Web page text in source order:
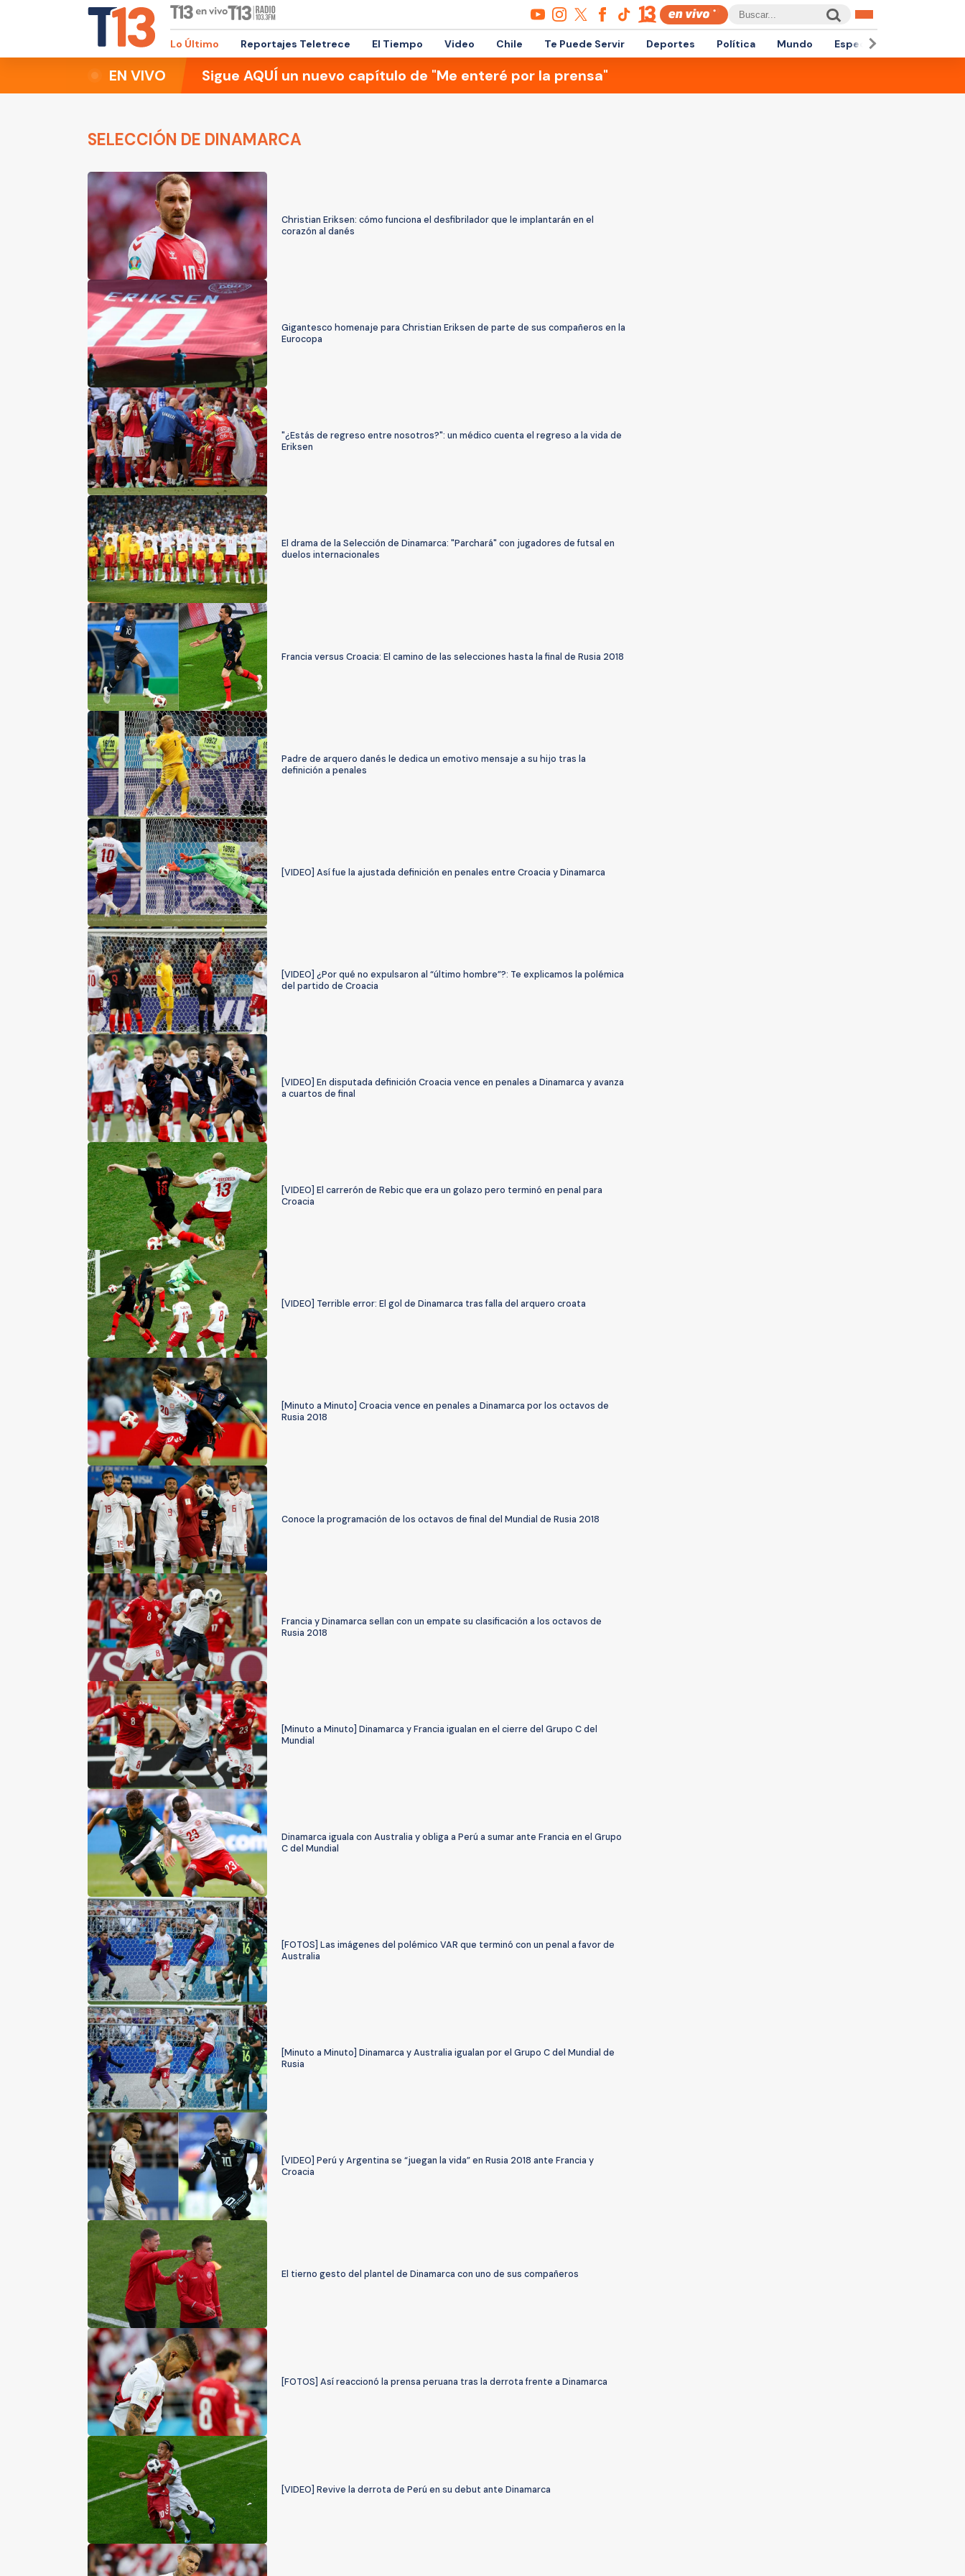
Lo Último Reportajes Teletrece El Tiempo Video Chile Te Puede Servir Deportes Política Mundo Espectáculos
EN VIVO Sigue AQUÍ un nuevo capítulo de "Me enteré por la prensa"
SELECCIÓN DE DINAMARCA
Christian Eriksen: cómo funciona el desfibrilador que le implantarán en el
corazón al danés
Gigantesco homenaje para Christian Eriksen de parte de sus compañeros en la
Eurocopa
"¿Estás de regreso entre nosotros?": un médico cuenta el regreso a la vida de
Eriksen
El drama de la Selección de Dinamarca: "Parchará" con jugadores de futsal en
duelos internacionales
Francia versus Croacia: El camino de las selecciones hasta la final de Rusia 2018
Padre de arquero danés le dedica un emotivo mensaje a su hijo tras la
definición a penales
[VIDEO] Así fue la ajustada definición en penales entre Croacia y Dinamarca
[VIDEO] ¿Por qué no expulsaron al “último hombre”?: Te explicamos la polémica
del partido de Croacia
[VIDEO] En disputada definición Croacia vence en penales a Dinamarca y avanza
a cuartos de final
[VIDEO] El carrerón de Rebic que era un golazo pero terminó en penal para
Croacia
[VIDEO] Terrible error: El gol de Dinamarca tras falla del arquero croata
[Minuto a Minuto] Croacia vence en penales a Dinamarca por los octavos de
Rusia 2018
Conoce la programación de los octavos de final del Mundial de Rusia 2018
Francia y Dinamarca sellan con un empate su clasificación a los octavos de
Rusia 2018
[Minuto a Minuto] Dinamarca y Francia igualan en el cierre del Grupo C del
Mundial
Dinamarca iguala con Australia y obliga a Perú a sumar ante Francia en el Grupo
C del Mundial
[FOTOS] Las imágenes del polémico VAR que terminó con un penal a favor de
Australia
[Minuto a Minuto] Dinamarca y Australia igualan por el Grupo C del Mundial de
Rusia
[VIDEO] Perú y Argentina se “juegan la vida” en Rusia 2018 ante Francia y
Croacia
El tierno gesto del plantel de Dinamarca con uno de sus compañeros
[FOTOS] Así reaccionó la prensa peruana tras la derrota frente a Dinamarca
[VIDEO] Revive la derrota de Perú en su debut ante Dinamarca